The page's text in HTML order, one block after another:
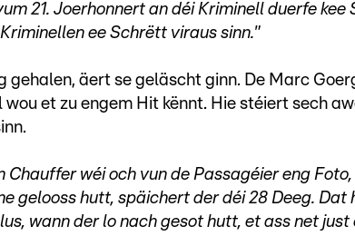
21. Joerhonnert an déi Kriminell duerfe kee
ee Schrëtt viraus sinn."
gehalen, äert se geläscht ginn. De Marc
et zu engem Hit kënnt. Hie stéiert sech
Chauffer wéi och vun de Passagéier eng
gelooss hutt, späichert der déi 28 Deeg. Dat
wann der lo nach gesot hutt, et ass net just